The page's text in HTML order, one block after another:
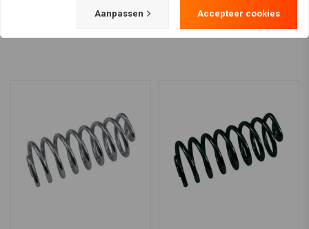
View more
Aanpassen Accepteer cookies